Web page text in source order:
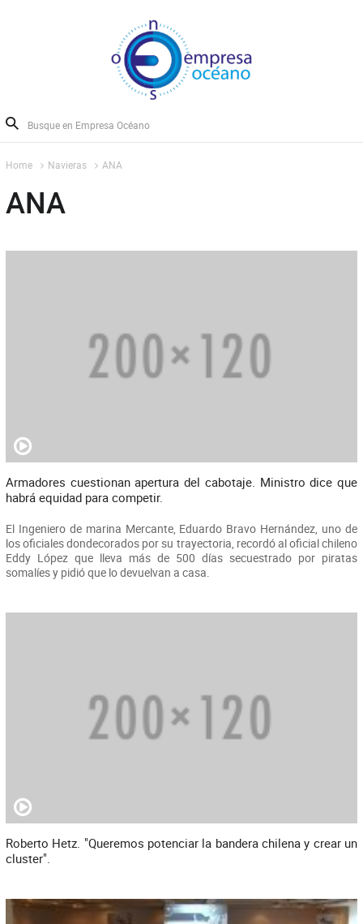
Home Navieras ANA
ANA
Armadores cuestionan apertura del cabotaje. Ministro dice que
habrá equidad para competir.
El Ingeniero de marina Mercante, Eduardo Bravo Hernández, uno de
los oficiales dondecorados por su trayectoria, recordó al oficial chileno
Eddy López que lleva más de 500 días secuestrado por piratas
somalíes y pidió que lo devuelvan a casa.
Roberto Hetz. "Queremos potenciar la bandera chilena y crear un
cluster".